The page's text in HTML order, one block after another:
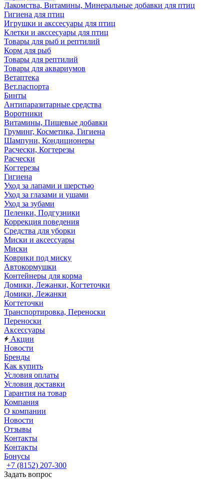
Лакомства, Витамины, Минеральные добавки для птиц
Гигиена для птиц
Игрушки и акссесуары для птиц
Клетки и акссесуары для птиц
Товары для рыб и рептилий
Корм для рыб
Товары для рептилий
Товары для аквариумов
Ветаптека
Вет.паспорта
Бинты
Антипаразитарные средства
Воротники
Витамины, Пищевые добавки
Груминг, Косметика, Гигиена
Шампуни, Кондиционеры
Расчески, Когтерезы
Расчески
Когтерезы
Гигиена
Уход за лапами и шерстью
Уход за глазами и ушами
Уход за зубами
Пеленки, Подгузники
Коррекция поведения
Средства для уборки
Миски и аксессуары
Миски
Коврики под миску
Автокормушки
Контейнеры для корма
Домики, Лежанки, Когтеточки
Домики, Лежанки
Когтеточки
Транспортировка, Переноски
Переноски
Аксессуары
Акции
Новости
Бренды
Как купить
Условия оплаты
Условия доставки
Гарантия на товар
Компания
О компании
Новости
Отзывы
Контакты
Контакты
Бонусы
+7 (8152) 207-300
Задать вопрос